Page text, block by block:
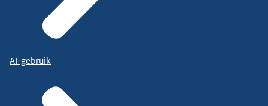
AI-gebruik